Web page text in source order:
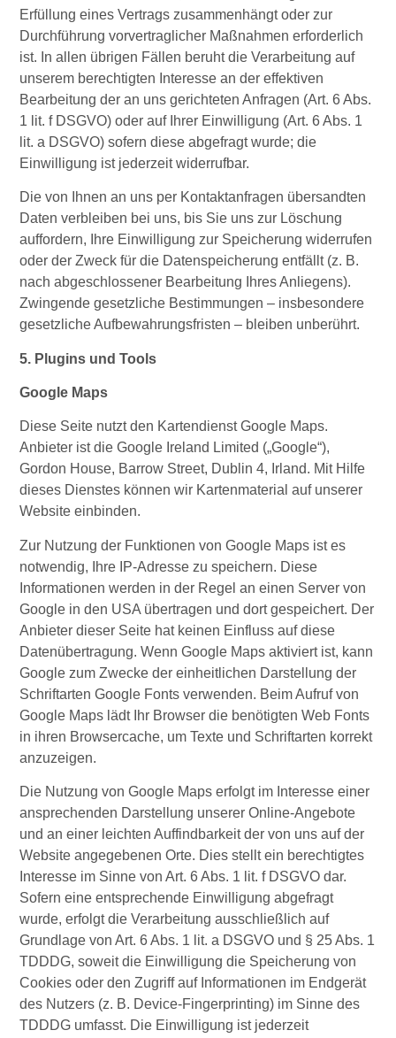
Erfüllung eines Vertrags zusammenhängt oder zur
Durchführung vorvertraglicher Maßnahmen erforderlich
ist. In allen übrigen Fällen beruht die Verarbeitung auf
unserem berechtigten Interesse an der effektiven
Bearbeitung der an uns gerichteten Anfragen (Art. 6 Abs.
1 lit. f DSGVO) oder auf Ihrer Einwilligung (Art. 6 Abs. 1
lit. a DSGVO) sofern diese abgefragt wurde; die
Einwilligung ist jederzeit widerrufbar.
Die von Ihnen an uns per Kontaktanfragen übersandten
Daten verbleiben bei uns, bis Sie uns zur Löschung
auffordern, Ihre Einwilligung zur Speicherung widerrufen
oder der Zweck für die Datenspeicherung entfällt (z. B.
nach abgeschlossener Bearbeitung Ihres Anliegens).
Zwingende gesetzliche Bestimmungen – insbesondere
gesetzliche Aufbewahrungsfristen – bleiben unberührt.
5. Plugins und Tools
Google Maps
Diese Seite nutzt den Kartendienst Google Maps.
Anbieter ist die Google Ireland Limited („Google“),
Gordon House, Barrow Street, Dublin 4, Irland. Mit Hilfe
dieses Dienstes können wir Kartenmaterial auf unserer
Website einbinden.
Zur Nutzung der Funktionen von Google Maps ist es
notwendig, Ihre IP-Adresse zu speichern. Diese
Informationen werden in der Regel an einen Server von
Google in den USA übertragen und dort gespeichert. Der
Anbieter dieser Seite hat keinen Einfluss auf diese
Datenübertragung. Wenn Google Maps aktiviert ist, kann
Google zum Zwecke der einheitlichen Darstellung der
Schriftarten Google Fonts verwenden. Beim Aufruf von
Google Maps lädt Ihr Browser die benötigten Web Fonts
in ihren Browsercache, um Texte und Schriftarten korrekt
anzuzeigen.
Die Nutzung von Google Maps erfolgt im Interesse einer
ansprechenden Darstellung unserer Online-Angebote
und an einer leichten Auffindbarkeit der von uns auf der
Website angegebenen Orte. Dies stellt ein berechtigtes
Interesse im Sinne von Art. 6 Abs. 1 lit. f DSGVO dar.
Sofern eine entsprechende Einwilligung abgefragt
wurde, erfolgt die Verarbeitung ausschließlich auf
Grundlage von Art. 6 Abs. 1 lit. a DSGVO und § 25 Abs. 1
TDDDG, soweit die Einwilligung die Speicherung von
Cookies oder den Zugriff auf Informationen im Endgerät
des Nutzers (z. B. Device-Fingerprinting) im Sinne des
TDDDG umfasst. Die Einwilligung ist jederzeit